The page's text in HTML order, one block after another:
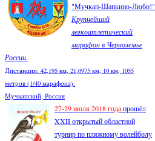
"Мучкап-Шапкино-Любо!"
Крупнейший
легкоатлетический
марафон в Черноземье
России.
Дистанции: 42,195 км, 21,0975 км, 10 км, 1055
метров (1/40 марафона).
Мучкапский, Россия
27-29 июля 2018 годапрошёл
XXII открытый областной
турнир по пляжному волейболу